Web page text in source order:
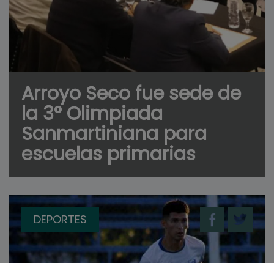
Arroyo Seco fue sede de
la 3° Olimpiada
Sanmartiniana para
escuelas primarias
DEPORTES